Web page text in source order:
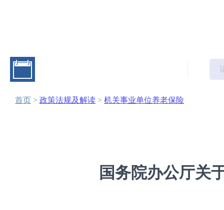
首页 > 政策法规及解读 > 机关事业单位养老保险
国务院办公厅关